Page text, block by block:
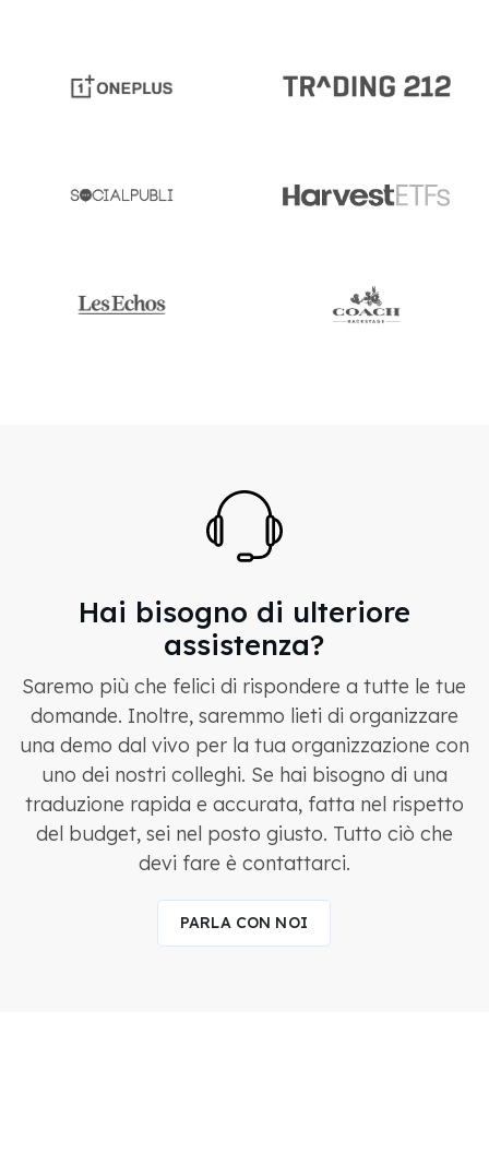
Hai bisogno di ulteriore
assistenza?
Saremo più che felici di rispondere a tutte le tue
domande. Inoltre, saremmo lieti di organizzare
una demo dal vivo per la tua organizzazione con
uno dei nostri colleghi. Se hai bisogno di una
traduzione rapida e accurata, fatta nel rispetto
del budget, sei nel posto giusto. Tutto ciò che
devi fare è contattarci.
PARLA CON NOI